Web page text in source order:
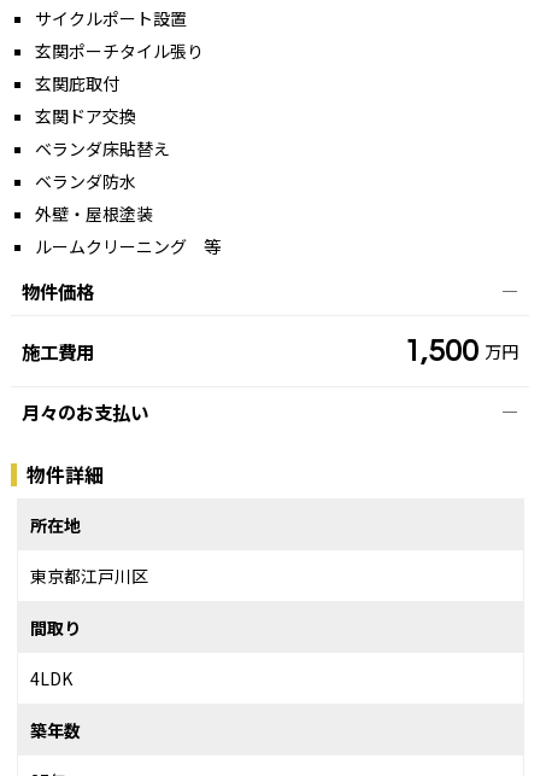
サイクルポート設置
玄関ポーチタイル張り
玄関庇取付
玄関ドア交換
ベランダ床貼替え
ベランダ防水
外壁・屋根塗装
ルームクリーニング 等
物件価格 ―
施工費用 1,500 万円
月々のお支払い ―
物件詳細
所在地
東京都江戸川区
間取り
4LDK
築年数